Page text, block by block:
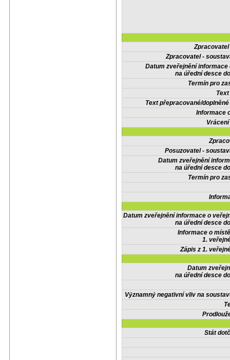
Zpracovatel -
Datum zveřejnění informace
na úřední desce
Termín pro
Text přepracované/
Informace
Posuzovatel -
Datum zveřejnění
na úřední desce
Termín pro
Datum zveřejnění informace o
na úřední desce
Informace o
1.
Zápis z 1.
Datum
na úřední desce
Významný negativní vliv na
Stát